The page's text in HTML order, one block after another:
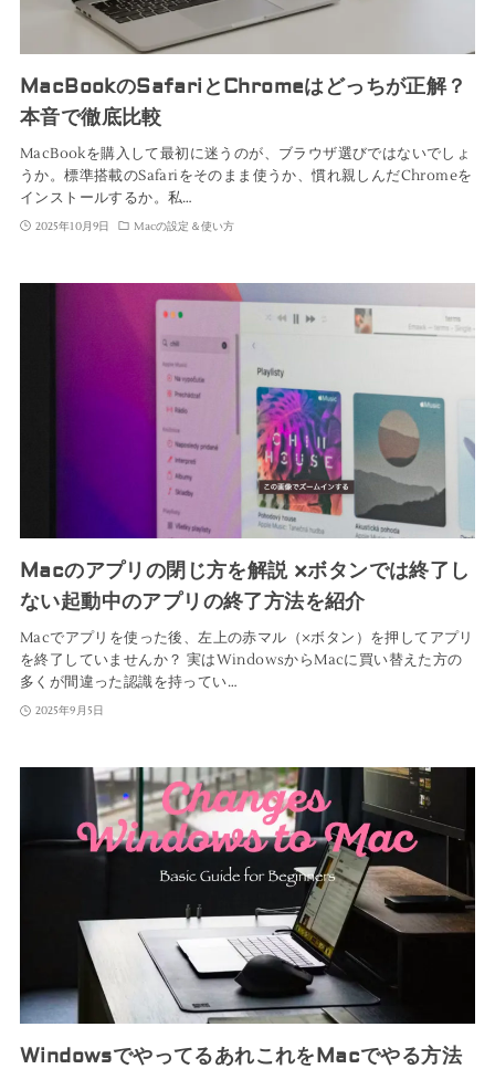
MacBookのSafariとChromeはどっちが正解？
本音で徹底比較
MacBookを購入して最初に迷うのが、ブラウザ選びではないでしょ
うか。標準搭載のSafariをそのまま使うか、慣れ親しんだChromeを
インストールするか。私…
2025年10月9日 Macの設定＆使い方
Macのアプリの閉じ方を解説 ×ボタンでは終了し
ない起動中のアプリの終了方法を紹介
Macでアプリを使った後、左上の赤マル（×ボタン）を押してアプリ
を終了していませんか？ 実はWindowsからMacに買い替えた方の
多くが間違った認識を持ってい…
2025年9月5日
WindowsでやってるあれこれをMacでやる方法